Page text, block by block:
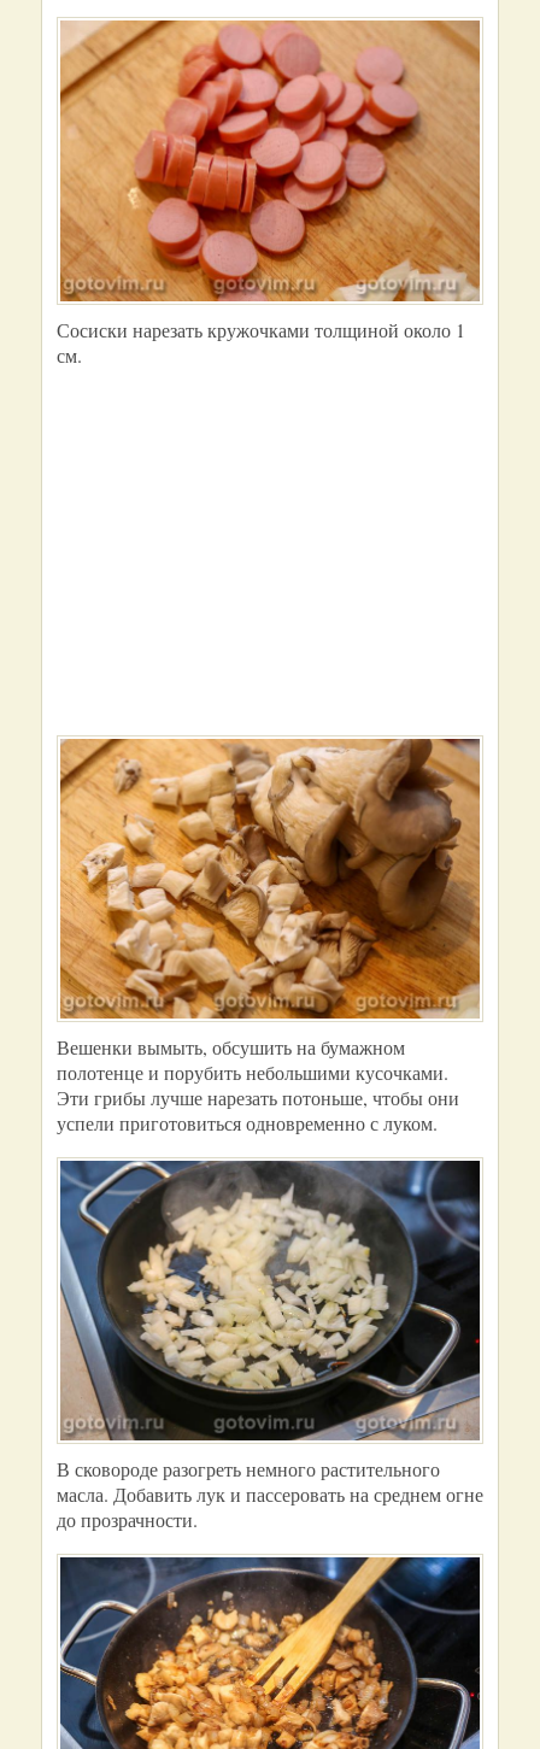
Сосиски нарезать кружочками толщиной около 1
см.
Вешенки вымыть, обсушить на бумажном
полотенце и порубить небольшими кусочками.
Эти грибы лучше нарезать потоньше, чтобы они
успели приготовиться одновременно с луком.
В сковороде разогреть немного растительного
масла. Добавить лук и пассеровать на среднем огне
до прозрачности.